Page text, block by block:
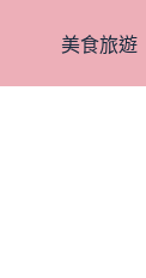
美食旅遊